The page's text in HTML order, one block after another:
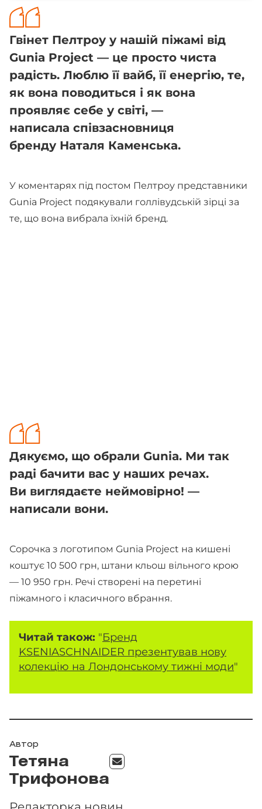
Гвінет Пелтроу у нашій піжамі від
Gunia Project — це просто чиста
радість. Люблю її вайб, її енергію, те,
як вона поводиться і як вона
проявляє себе у світі, —
написала співзасновниця
бренду Наталя Каменська.
У коментарях під постом Пелтроу представники
Gunia Project подякували голлівудській зірці за
те, що вона вибрала їхній бренд.
Дякуємо, що обрали Gunia. Ми так
раді бачити вас у наших речах.
Ви виглядаєте неймовірно! —
написали вони.
Сорочка з логотипом Gunia Project на кишені
коштує 10 500 грн, штани кльош вільного крою
— 10 950 грн. Речі створені на перетині
піжамного і класичного вбрання.
Читай також: "Бренд
KSENIASCHNAIDER презентував нову
колекцію на Лондонському тижні моди"
Автор
Тетяна
Трифонова